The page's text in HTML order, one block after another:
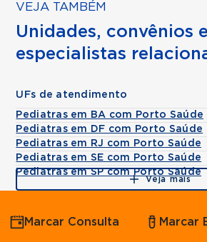
VEJA TAMBÉM
Unidades, convênios e
especialistas
UFs de atendimento
Pediatras em BA com Porto Saúde
Pediatras em DF com Porto Saúde
Pediatras em RJ com Porto Saúde
Pediatras em SE com Porto Saúde
Pediatras em SP com Porto Saúde
Veja mais
Marcar Consulta Marcar